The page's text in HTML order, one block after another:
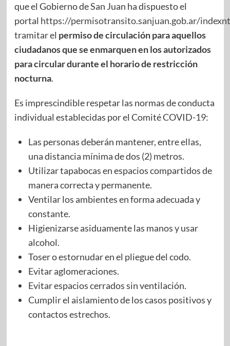
que el Gobierno de San Juan ha dispuesto el
portal https://permisotransito.sanjuan.gob.ar/
tramitar el permiso de circulación para aquellos
ciudadanos que se enmarquen en los autorizados
para circular durante el horario de restricción
nocturna.
Es imprescindible respetar las normas de conducta
individual establecidas por el Comité COVID-19:
Las personas deberán mantener, entre ellas,
una distancia mínima de dos (2) metros.
Utilizar tapabocas en espacios compartidos de
manera correcta y permanente.
Ventilar los ambientes en forma adecuada y
constante.
Higienizarse asiduamente las manos y usar
alcohol.
Toser o estornudar en el pliegue del codo.
Evitar aglomeraciones.
Evitar espacios cerrados sin ventilación.
Cumplir el aislamiento de los casos positivos y
contactos estrechos.